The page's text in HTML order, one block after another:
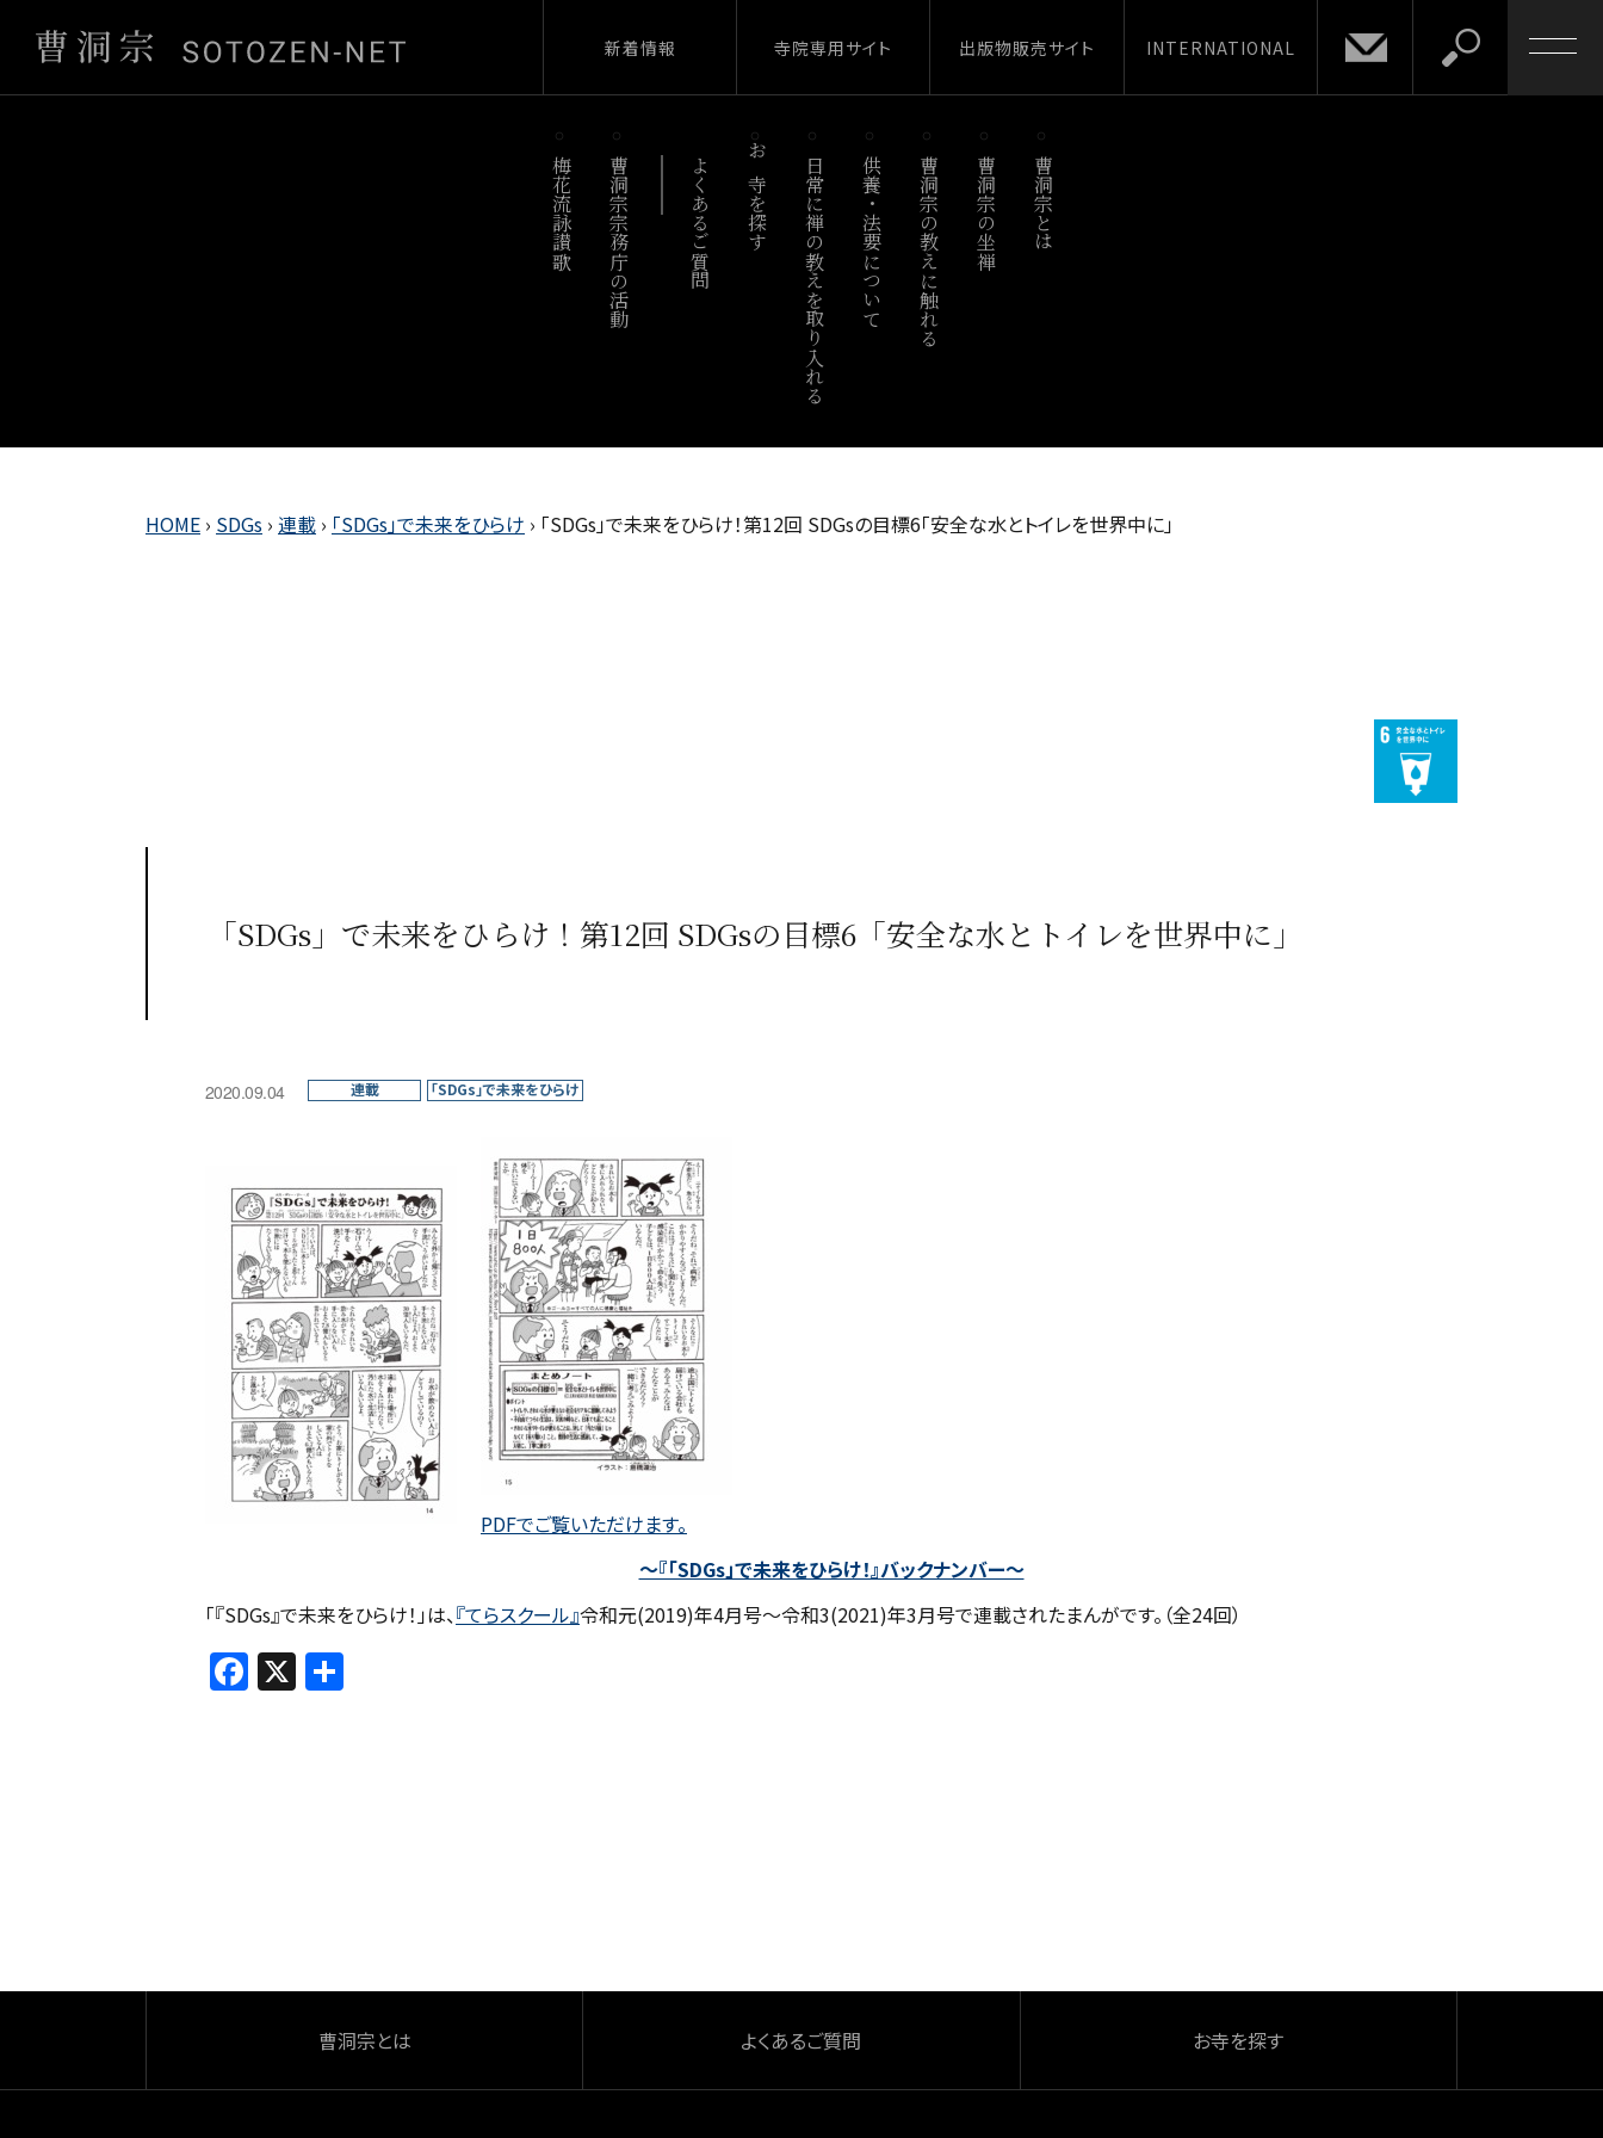
新着情報 寺院専用サイト 出版物販売サイト INTERNATIONAL
梅花流詠讃歌 曹洞宗宗務庁の活動 よくあるご質問 お寺を探す 日常に禅の教えを取り入れる 供養・法要について 曹洞宗の教えに触れる 曹洞宗の坐禅 曹洞宗とは
HOME › SDGs › 連載 › 「SDGs」で未来をひらけ › 「SDGs」で未来をひらけ！第12回 SDGsの目標6「安全な水とトイレを世界中に」
「SDGs」で未来をひらけ！第12回 SDGsの目標6「安全な水とトイレを世界中に」
2020.09.04 連載 「SDGs」で未来をひらけ
PDFでご覧いただけます。
～『「SDGs」で未来をひらけ！』バックナンバー～
「『SDGs』で未来をひらけ！」は、『てらスクール』令和元(2019)年4月号～令和3(2021)年3月号で連載されたまんがです。（全24回）
F
a
X
曹洞宗とは よくあるご質問 お寺を探す